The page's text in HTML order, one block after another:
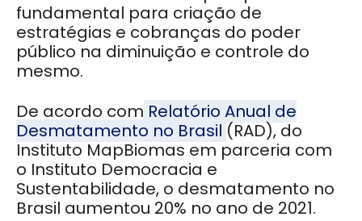
fundamental para criação de
estratégias e cobranças do poder
público na diminuição e controle do
mesmo.
De acordo com Relatório Anual de
Desmatamento no Brasil (RAD), do
Instituto MapBiomas em parceria com
o Instituto Democracia e
Sustentabilidade, o desmatamento no
Brasil aumentou 20% no ano de 2021.